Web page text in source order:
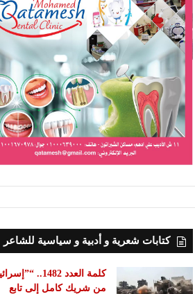
كتابات شعرية و أدبية و سياسية للشاعر
كلمة العدد 1482..
من شريك كامل إلى تابع